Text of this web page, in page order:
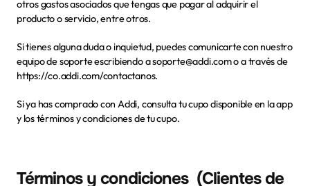
otros gastos asociados que tengas que pagar al adquirir el
producto o servicio, entre otros.
Si tienes alguna duda o inquietud, puedes comunicarte con nuestro
equipo de soporte escribiendo a soporte@addi.com o a través de
https://co.addi.com/contactanos.
Si ya has comprado con Addi, consulta tu cupo disponible en la app
y los términos y condiciones de tu cupo.
Términos y condiciones  (Clientes de